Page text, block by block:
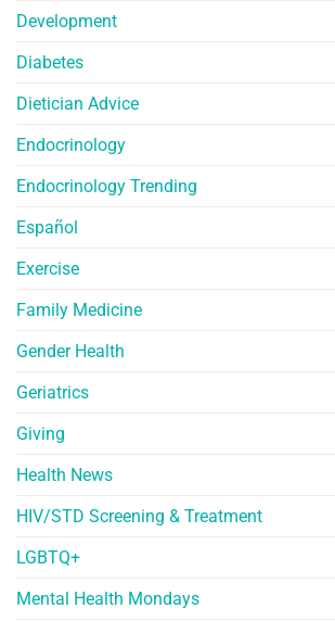
Development
Diabetes
Dietician Advice
Endocrinology
Endocrinology Trending
Español
Exercise
Family Medicine
Gender Health
Geriatrics
Giving
Health News
HIV/STD Screening & Treatment
LGBTQ+
Mental Health Mondays